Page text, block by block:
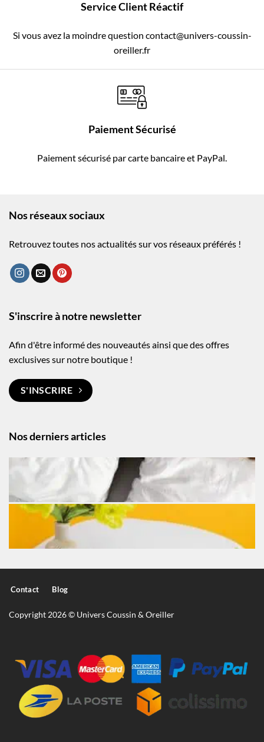
Service Client Réactif
Si vous avez la moindre question contact@univers-coussin-
oreiller.fr
Paiement Sécurisé
Paiement sécurisé par carte bancaire et PayPal.
Nos réseaux sociaux
Retrouvez toutes nos actualités sur vos réseaux préférés !
Nos derniers articles
S'inscrire à notre newsletter
Afin d'être informé des nouveautés ainsi que des offres
exclusives sur notre boutique !
S'INSCRIRE
Contact Blog
Copyright 2026 © Univers Coussin & Oreiller